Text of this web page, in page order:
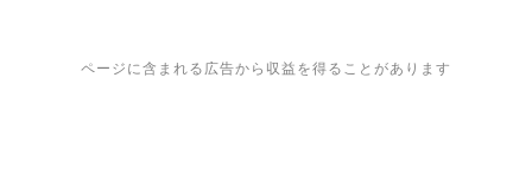
ページに含まれる広告から収益を得ることがあります